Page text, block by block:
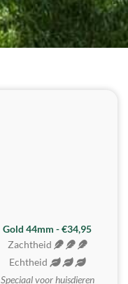
Gold 44mm - €34,95
Zachtheid
Echtheid
Speciaal voor huisdieren